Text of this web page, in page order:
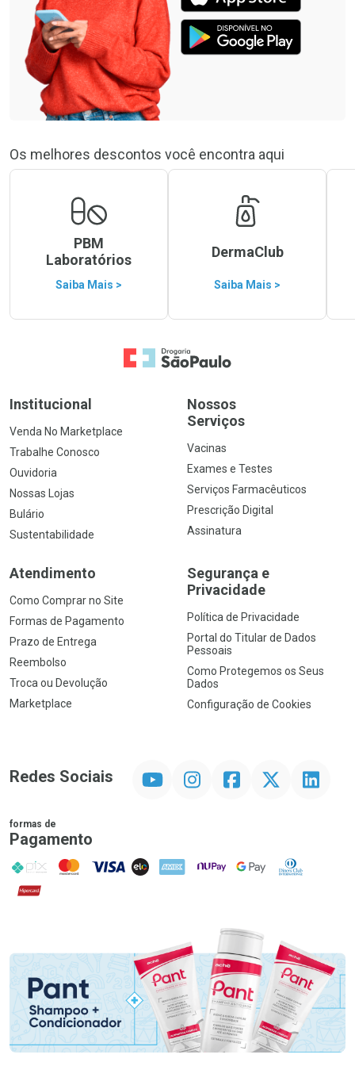
Os melhores descontos você encontra aqui
PBM
Laboratórios
Saiba Mais >
DermaClub
Saiba Mais >
Ir para a Home
Institucional
Venda No Marketplace
Trabalhe Conosco
Ouvidoria
Nossas Lojas
Bulário
Sustentabilidade
Nossos
Serviços
Vacinas
Exames e Testes
Serviços Farmacêuticos
Prescrição Digital
Assinatura
Atendimento
Como Comprar no Site
Formas de Pagamento
Prazo de Entrega
Reembolso
Troca ou Devolução
Marketplace
Segurança e
Privacidade
Política de Privacidade
Portal do Titular de Dados
Pessoais
Como Protegemos os Seus
Dados
Configuração de Cookies
Redes Sociais InstagramFacebookTwitter Linkedin
formas de
Pagamento
PIX MasterCard
VISA ELO AMEX NuPay Google PayDiners Club
Hipercard